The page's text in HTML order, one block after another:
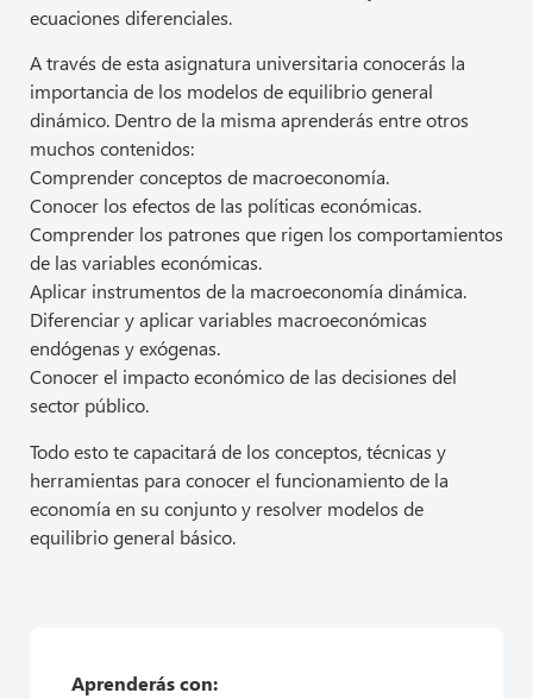
ecuaciones diferenciales.
A través de esta asignatura universitaria conocerás la
importancia de los modelos de equilibrio general
dinámico. Dentro de la misma aprenderás entre otros
muchos contenidos:
Comprender conceptos de macroeconomía.
Conocer los efectos de las políticas económicas.
Comprender los patrones que rigen los comportamientos
de las variables económicas.
Aplicar instrumentos de la macroeconomía dinámica.
Diferenciar y aplicar variables macroeconómicas
endógenas y exógenas.
Conocer el impacto económico de las decisiones del
sector público.
Todo esto te capacitará de los conceptos, técnicas y
herramientas para conocer el funcionamiento de la
economía en su conjunto y resolver modelos de
equilibrio general básico.
Aprenderás con: